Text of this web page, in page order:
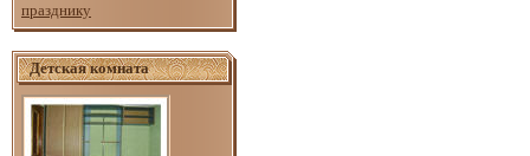
празднику
Детская комната